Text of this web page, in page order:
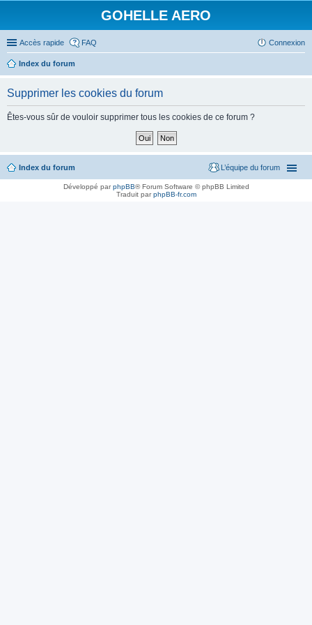
GOHELLE AERO
Accès rapide FAQ Connexion
Index du forum
Supprimer les cookies du forum
Êtes-vous sûr de vouloir supprimer tous les cookies de ce forum ?
Index du forum L’équipe du forum
Développé parphpBB® Forum Software © phpBB Limited
Traduit parphpBB-fr.com